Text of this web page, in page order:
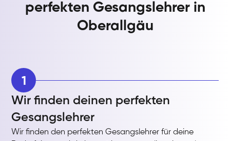
perfekten Gesangslehrer in
Oberallgäu
1
Wir finden deinen perfekten
Gesangslehrer
Wir finden den perfekten Gesangslehrer für deine